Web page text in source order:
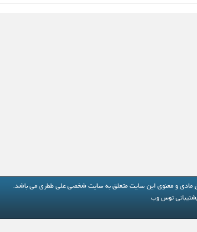
مادی و معنوی این سایت متعلق به سایت شخصی علی ططری می باشد.
توس وب